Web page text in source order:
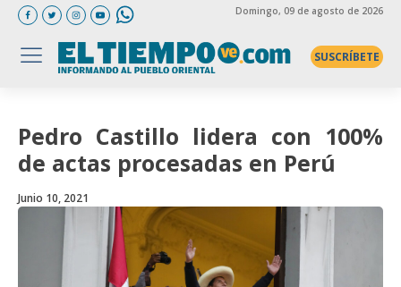
Domingo, 09 de agosto de 2026
SUSCRÍBETE
Pedro Castillo lidera con 100%
de actas procesadas en Perú
Junio 10, 2021